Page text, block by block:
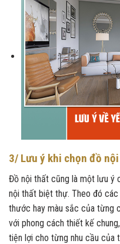
3/ Lưu ý khi chọn đồ
Đồ nội thất cũng là một lưu ý
nội thất biệt thự. Theo đó
thước hay màu sắc của từng
với phong cách thiết kế
tiện lợi cho từng nhu cầu của